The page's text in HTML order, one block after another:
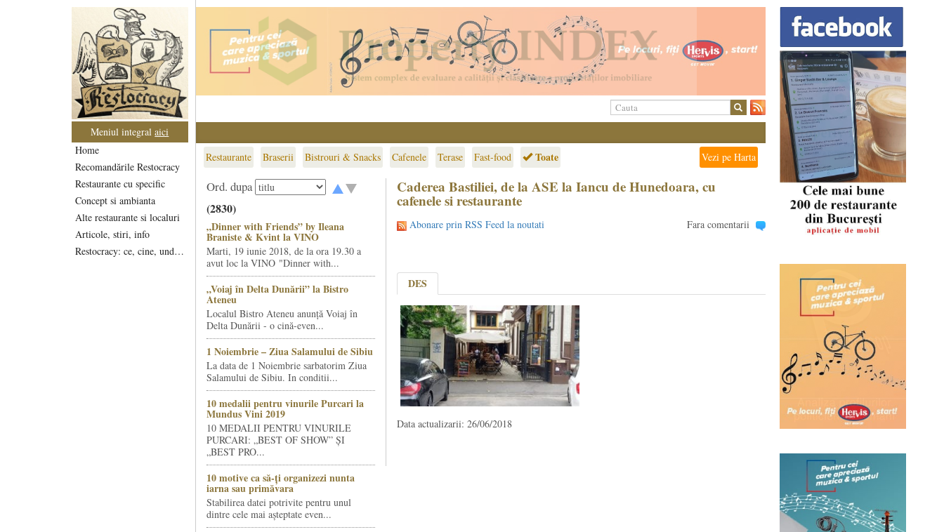
Meniul integralaici
Home
Recomandările Restocracy
Restaurante cu specific
Concept si ambianta
Alte restaurante si localuri
Articole, stiri, info
Restocracy: ce, cine, unde...
Restaurante Braserii Bistrouri & Snacks Cafenele Terase Fast-food Toate Vezi pe Harta
Ord. dupa
(2830)
„Dinner with Friends” by Ileana
Braniste & Kvint la VINO
Marti, 19 iunie 2018, de la ora 19.30 a
avut loc la VINO "Dinner with...
„Voiaj în Delta Dunării” la Bistro
Ateneu
Localul Bistro Ateneu anunță Voiaj în
Delta Dunării - o cină-even...
1 Noiembrie – Ziua Salamului de Sibiu
La data de 1 Noiembrie sarbatorim Ziua
Salamului de Sibiu. In conditii...
10 medalii pentru vinurile Purcari la
Mundus Vini 2019
10 MEDALII PENTRU VINURILE
PURCARI: „BEST OF SHOW” ȘI
„BEST PRO...
10 motive ca să-ți organizezi nunta
iarna sau primăvara
Stabilirea datei potrivite pentru unul
dintre cele mai așteptate even...
Caderea Bastiliei, de la ASE la Iancu de Hunedoara, cu
cafenele si restaurante
Abonare prin RSS Feed la noutati Fara comentarii
DES
Data actualizarii: 26/06/2018